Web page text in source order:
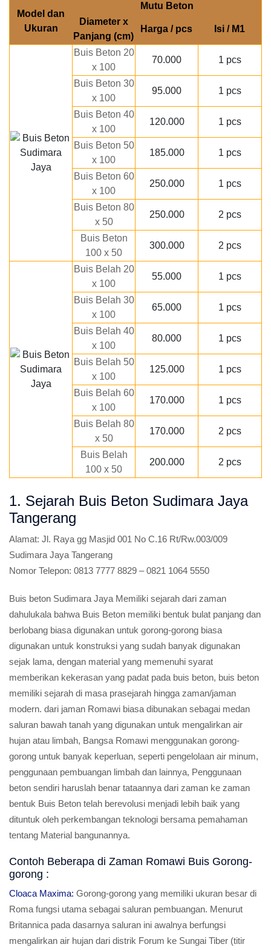
Model dan
Ukuran
Mutu Beton
Diameter x
Panjang (cm)
Harga / pcs Isi / M1
Buis Beton 20
x 100
70.000 1 pcs
Buis Beton 30
x 100
95.000 1 pcs
Buis Beton 40
x 100
120.000 1 pcs
Buis Beton 50
x 100
185.000 1 pcs
Buis Beton 60
x 100
250.000 1 pcs
Buis Beton 80
x 50
250.000 2 pcs
Buis Beton
100 x 50
300.000 2 pcs
Buis Belah 20
x 100
55.000 1 pcs
Buis Belah 30
x 100
65.000 1 pcs
Buis Belah 40
x 100
80.000 1 pcs
Buis Belah 50
x 100
125.000 1 pcs
Buis Belah 60
x 100
170.000 1 pcs
Buis Belah 80
x 50
170.000 2 pcs
Buis Belah
100 x 50
200.000 2 pcs
1. Sejarah Buis Beton Sudimara Jaya
Tangerang
Alamat: Jl. Raya gg Masjid 001 No C.16 Rt/Rw.003/009
Sudimara Jaya Tangerang
Nomor Telepon: 0813 7777 8829 – 0821 1064 5550
Buis beton Sudimara Jaya Memiliki sejarah dari zaman
dahulukala bahwa Buis Beton memiliki bentuk bulat panjang dan
berlobang biasa digunakan untuk gorong-gorong biasa
digunakan untuk konstruksi yang sudah banyak digunakan
sejak lama, dengan material yang memenuhi syarat
memberikan kekerasan yang padat pada buis beton, buis beton
memiliki sejarah di masa prasejarah hingga zaman/jaman
modern. dari jaman Romawi biasa dibunakan sebagai medan
saluran bawah tanah yang digunakan untuk mengalirkan air
hujan atau limbah, Bangsa Romawi menggunakan gorong-
gorong untuk banyak keperluan, seperti pengelolaan air minum,
penggunaan pembuangan limbah dan lainnya, Penggunaan
beton sendiri haruslah benar tataannya dari zaman ke zaman
bentuk Buis Beton telah berevolusi menjadi lebih baik yang
dituntuk oleh perkembangan teknologi bersama pemahaman
tentang Material bangunannya.
Contoh Beberapa di Zaman Romawi Buis Gorong-
gorong :
Cloaca Maxima: Gorong-gorong yang memiliki ukuran besar di
Roma fungsi utama sebagai saluran pembuangan. Menurut
Britannica pada dasarnya saluran ini awalnya berfungsi
mengalirkan air hujan dari distrik Forum ke Sungai Tiber (titir